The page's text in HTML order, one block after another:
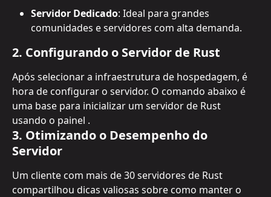
Servidor Dedicado: Ideal para grandes
comunidades e servidores com alta demanda.
2. Configurando o Servidor de Rust
Após selecionar a infraestrutura de hospedagem, é
hora de configurar o servidor. O comando abaixo é
uma base para inicializar um servidor de Rust
usando o painel .
3. Otimizando o Desempenho do
Servidor
Um cliente com mais de 30 servidores de Rust
compartilhou dicas valiosas sobre como manter o